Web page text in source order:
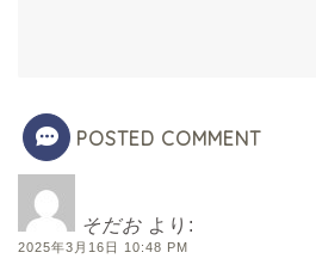
POSTED COMMENT
そだお より:
2025年3月16日 10:48 PM